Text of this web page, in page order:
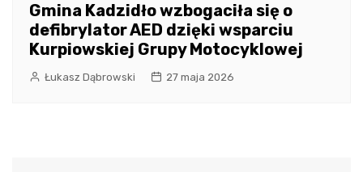
Gmina Kadzidło wzbogaciła się o
defibrylator AED dzięki wsparciu
Kurpiowskiej Grupy Motocyklowej
Łukasz Dąbrowski 27 maja 2026